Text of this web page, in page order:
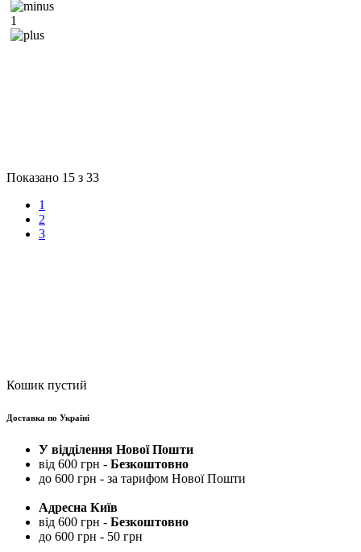
1
Показано 15 з 33
1
2
3
Кошик пустий
Доставка по Україні
У відділення Нової Пошти
від 600 грн - Безкоштовно
до 600 грн - за тарифом Нової Пошти
Адресна Київ
від 600 грн - Безкоштовно
до 600 грн - 50 грн